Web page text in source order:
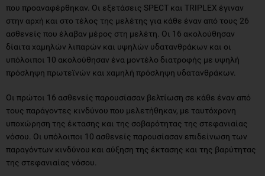
που προαναφέρθηκαν. Οι εξετάσεις SPECT και TRIPLEX έγιναν
στην αρχή και στο τέλος της μελέτης για κάθε έναν από τους 26
ασθενείς που έλαβαν μέρος στη μελέτη. Οι 16 ακολούθησαν
δίαιτα χαμηλών λιπαρών και υψηλών υδατανθράκων και οι
υπόλοιποι 10 ακολούθησαν ένα μοντέλο διατροφής με υψηλή
πρόσληψη πρωτεϊνών και χαμηλή πρόσληψη υδατανθράκων.
Οι πρώτοι 16 ασθενείς παρουσίασαν βελτίωση σε κάθε έναν από
τους παράγοντες κινδύνου που μελετήθηκαν, με ταυτόχρονη
υποχώρηση της έκτασης και της σοβαρότητας της στεφανιαίας
νόσου. Οι υπόλοιποι 10 ασθενείς παρουσίασαν επιδείνωση των
παραγόντων κινδύνου και αύξηση της έκτασης και της βαρύτητας
της στεφανιαίας νόσου.